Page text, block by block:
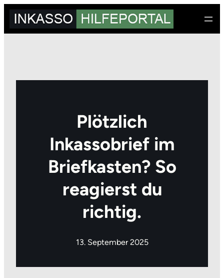
Zum
Inhalt
Plötzlich
Inkassobrief im
Briefkasten? So
reagierst du
richtig.
13. September 2025